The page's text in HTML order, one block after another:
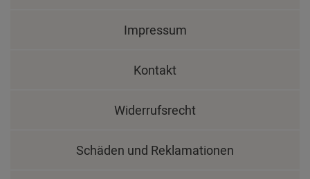
Impressum
Kontakt
Widerrufsrecht
Schäden und Reklamationen